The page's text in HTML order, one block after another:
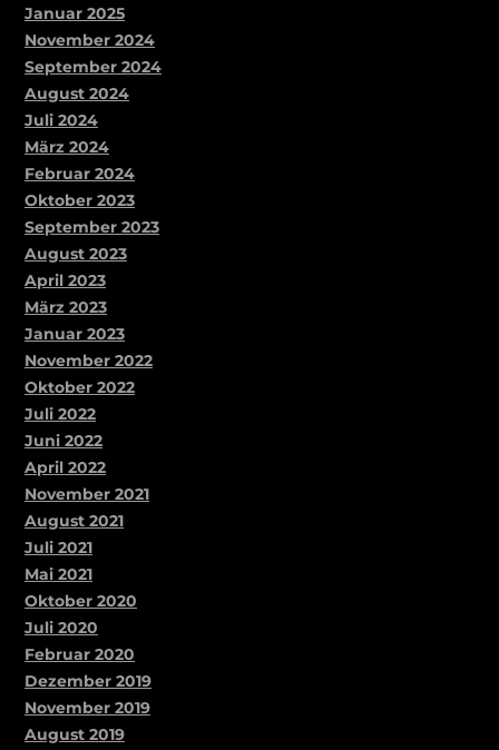
Januar 2025
November 2024
September 2024
August 2024
Juli 2024
März 2024
Februar 2024
Oktober 2023
September 2023
August 2023
April 2023
März 2023
Januar 2023
November 2022
Oktober 2022
Juli 2022
Juni 2022
April 2022
November 2021
August 2021
Juli 2021
Mai 2021
Oktober 2020
Juli 2020
Februar 2020
Dezember 2019
November 2019
August 2019